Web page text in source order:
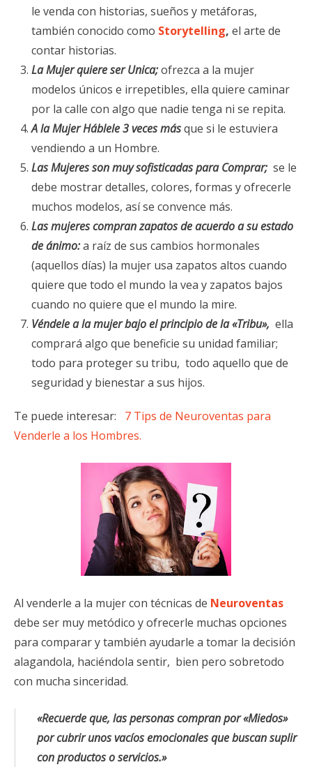
le venda con historias, sueños y metáforas,
también conocido como Storytelling, el arte de
contar historias.
La Mujer quiere ser Unica;ofrezca a la mujer
modelos únicos e irrepetibles, ella quiere caminar
por la calle con algo que nadie tenga ni se repita.
A la Mujer Háblele 3 veces másque si le estuviera
vendiendo a un Hombre.
Las Mujeres son muy sofisticadas para Comprar; se le
debe mostrar detalles, colores, formas y ofrecerle
muchos modelos, así se convence más.
Las mujeres compran zapatos de acuerdo a su estado
de ánimo:a raíz de sus cambios hormonales
(aquellos días) la mujer usa zapatos altos cuando
quiere que todo el mundo la vea y zapatos bajos
cuando no quiere que el mundo la mire.
Véndele a la mujer bajo el principio de la «Tribu», ella
comprará algo que beneficie su unidad familiar;
todo para proteger su tribu, todo aquello que de
seguridad y bienestar a sus hijos.
Te puede interesar: 7 Tips de Neuroventas para
Venderle a los Hombres.
Al venderle a la mujer con técnicas de Neuroventas
debe ser muy metódico y ofrecerle muchas opciones
para comparar y también ayudarle a tomar la decisión
alagandola, haciéndola sentir, bien pero sobretodo
con mucha sinceridad.
«Recuerde que, las personas compran por «Miedos»
por cubrir unos vacíos emocionales que buscan suplir
con productos o servicios.»